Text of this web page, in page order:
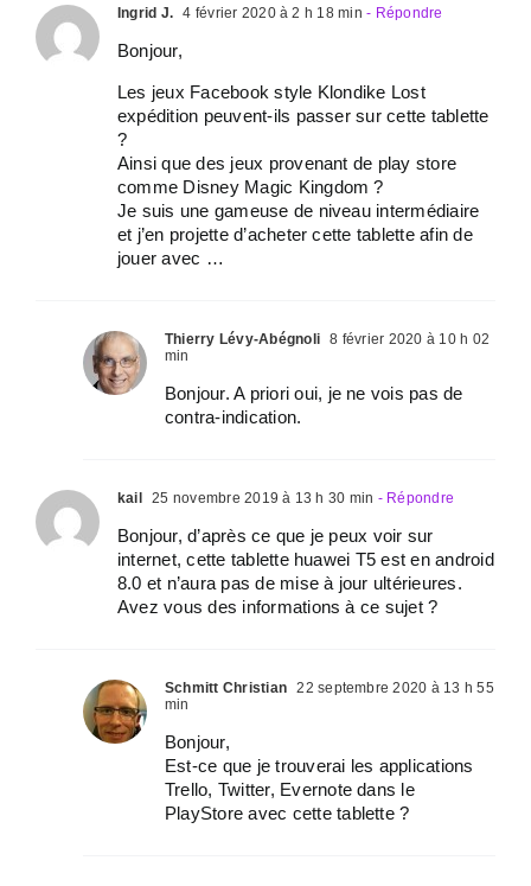
Ingrid J. 4 février 2020 à 2 h 18 min - Répondre
Bonjour,
Les jeux Facebook style Klondike Lost
expédition peuvent-ils passer sur cette tablette
?
Ainsi que des jeux provenant de play store
comme Disney Magic Kingdom ?
Je suis une gameuse de niveau intermédiaire
et j’en projette d’acheter cette tablette afin de
jouer avec …
Thierry Lévy-Abégnoli 8 février 2020 à 10 h 02
min
Bonjour. A priori oui, je ne vois pas de
contra-indication.
kail 25 novembre 2019 à 13 h 30 min - Répondre
Bonjour, d’après ce que je peux voir sur
internet, cette tablette huawei T5 est en android
8.0 et n’aura pas de mise à jour ultérieures.
Avez vous des informations à ce sujet ?
Schmitt Christian 22 septembre 2020 à 13 h 55
min
Bonjour,
Est-ce que je trouverai les applications
Trello, Twitter, Evernote dans le
PlayStore avec cette tablette ?